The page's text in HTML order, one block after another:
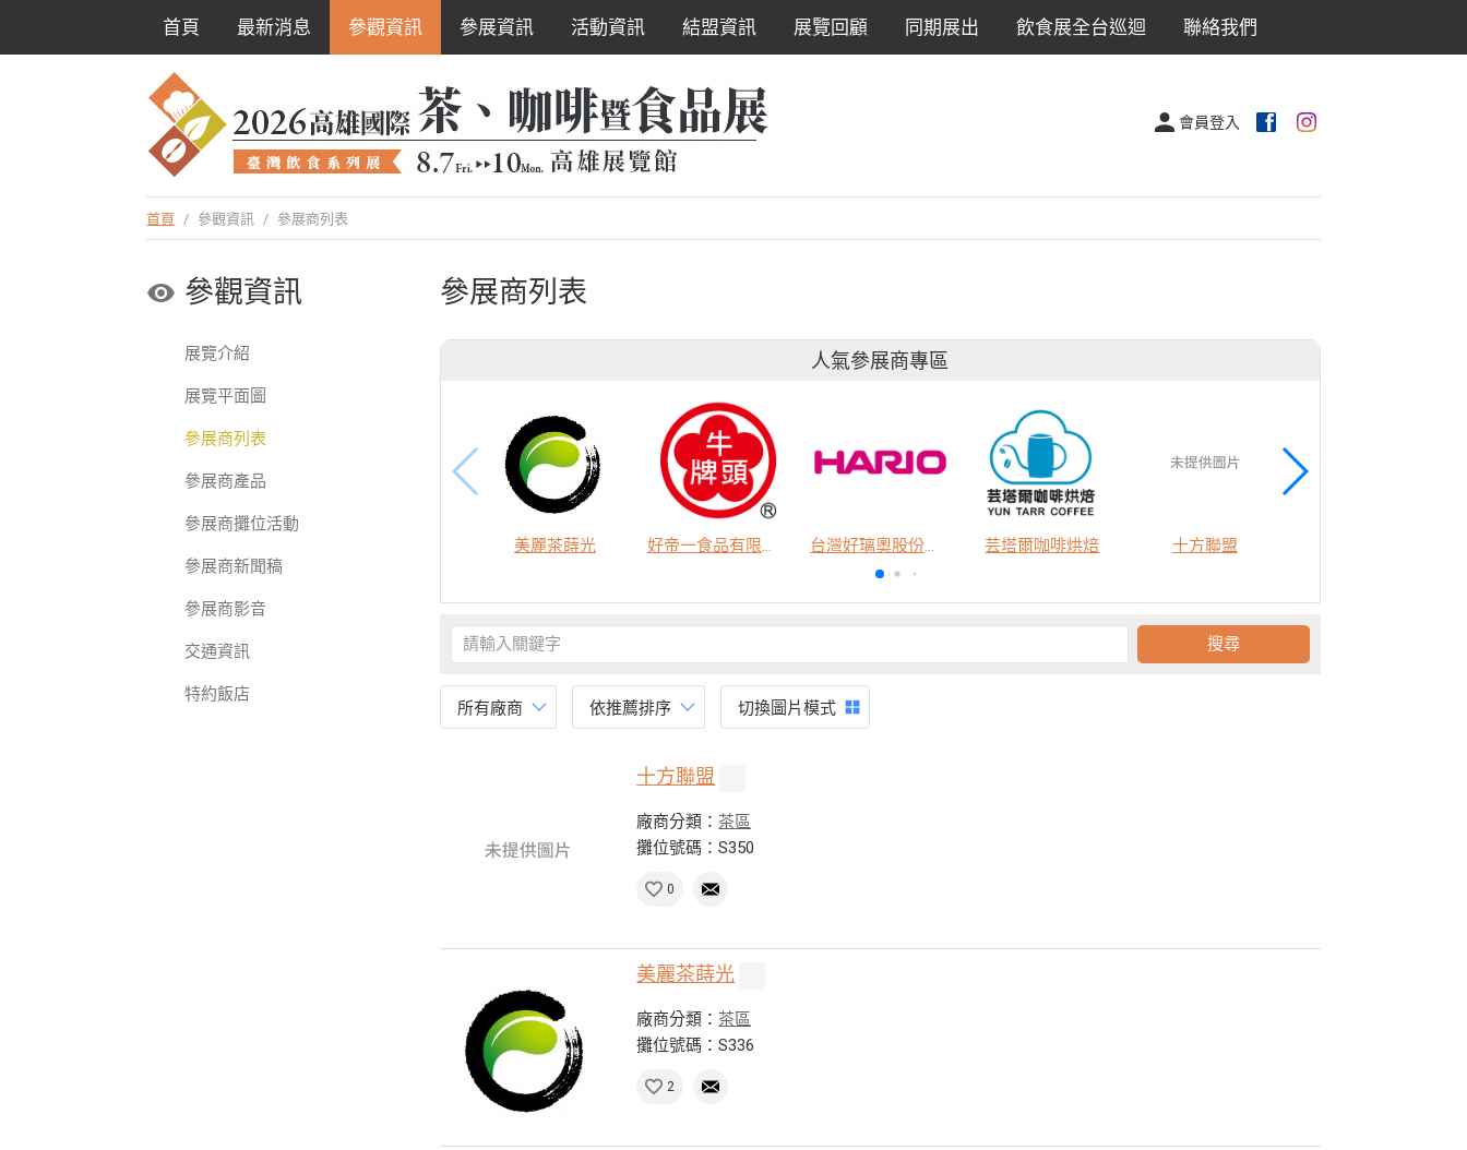
首頁 最新消息 參觀資訊 參展資訊 活動資訊 結盟資訊 展覽回顧 同期展出 飲食展全台巡迴 聯絡我們
會員登入
首頁 / 參觀資訊 / 參展商列表
參觀資訊
展覽介紹
展覽平面圖
參展商列表
參展商產品
參展商攤位活動
參展商新聞稿
參展商影音
交通資訊
特約飯店
參展商列表
人氣參展商專區
美麗茶蒔光 好帝一食品有限公司 台灣好璃奧股份有限公司 芸塔爾咖啡烘焙 十方聯盟
所有廠商 依推薦排序 切換圖片模式
十方聯盟
廠商分類：茶區
攤位號碼：S350
0
美麗茶蒔光
廠商分類：茶區
攤位號碼：S336
2